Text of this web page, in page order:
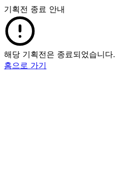
기획전 종료 안내
해당 기획전은 종료되었습니다.
홈으로 가기